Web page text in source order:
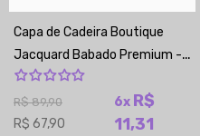
Capa de Cadeira Boutique
Jacquard Babado Premium -
Cinza
R$ 89,90
R$ 67,90
6x R$
11,31